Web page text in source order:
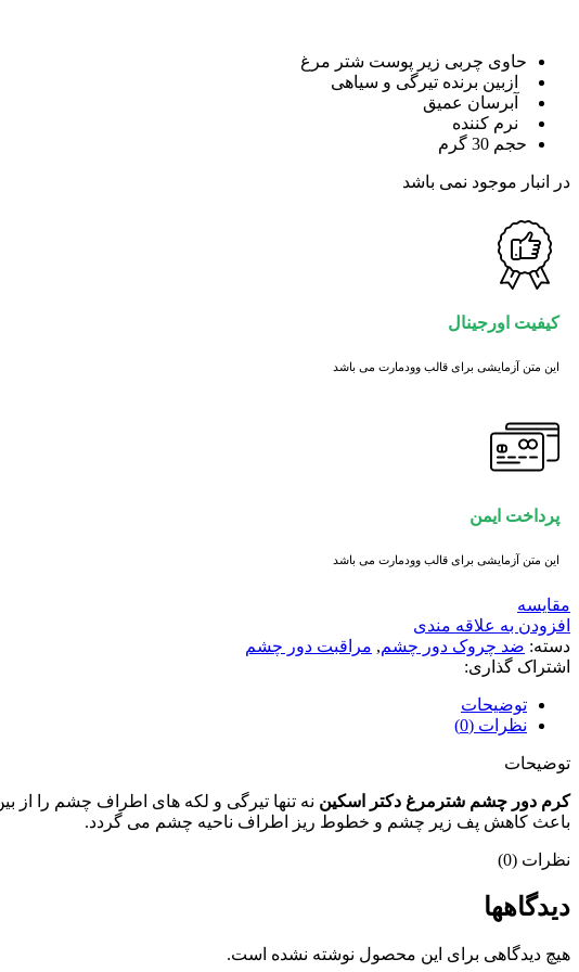
حاوی چربی زیر پوست شتر مرغ
ازبین برنده تیرگی و سیاهی
آبرسان عمیق
نرم کننده
حجم 30 گرم
در انبار موجود نمی باشد
کیفیت اورجینال
این متن آزمایشی برای قالب وودمارت می باشد
پرداخت ایمن
این متن آزمایشی برای قالب وودمارت می باشد
مقايسه
افزودن به علاقه مندی
دسته: ضد چروک دور چشم, مراقبت دور چشم
اشتراک گذاری:
توضیحات
نظرات (0)
توضیحات
کرم دور چشم شترمرغ دکتر اسکین نه تنها تیرگی و لکه های اطراف چشم را
باعث کاهش پف زیر چشم و خطوط ریز اطراف ناحیه چشم می گردد.
نظرات (0)
دیدگاهها
هیچ دیدگاهی برای این محصول نوشته نشده است.